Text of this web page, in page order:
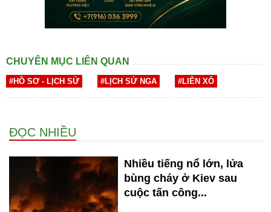
CHUYÊN MỤC LIÊN QUAN
#HỒ SƠ - LỊCH SỬ #LỊCH SỬ NGA #LIÊN XÔ
ĐỌC NHIỀU
Nhiều tiếng nổ lớn, lửa
bùng cháy ở Kiev sau
cuộc tấn công...